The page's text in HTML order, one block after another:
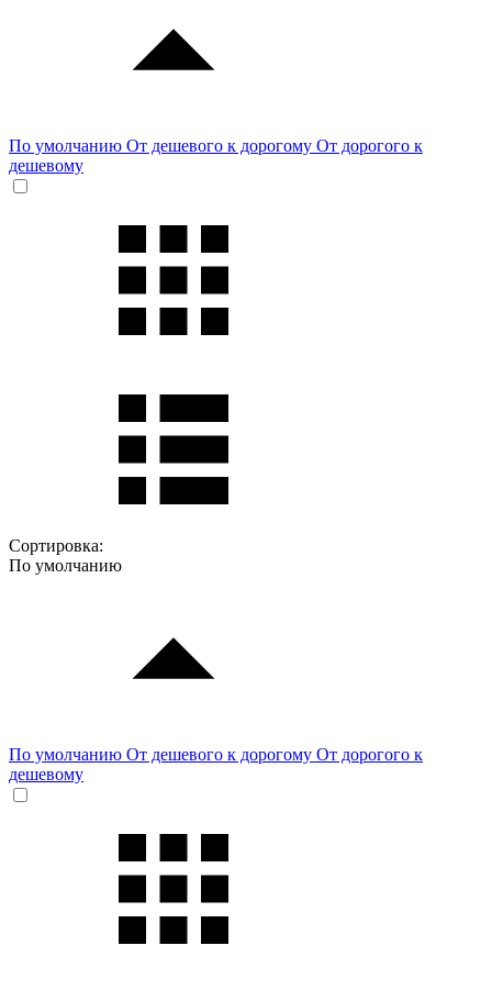
По умолчанию От дешевого к дорогому От дорогого к
дешевому
Сортировка:
По умолчанию
По умолчанию От дешевого к дорогому От дорогого к
дешевому